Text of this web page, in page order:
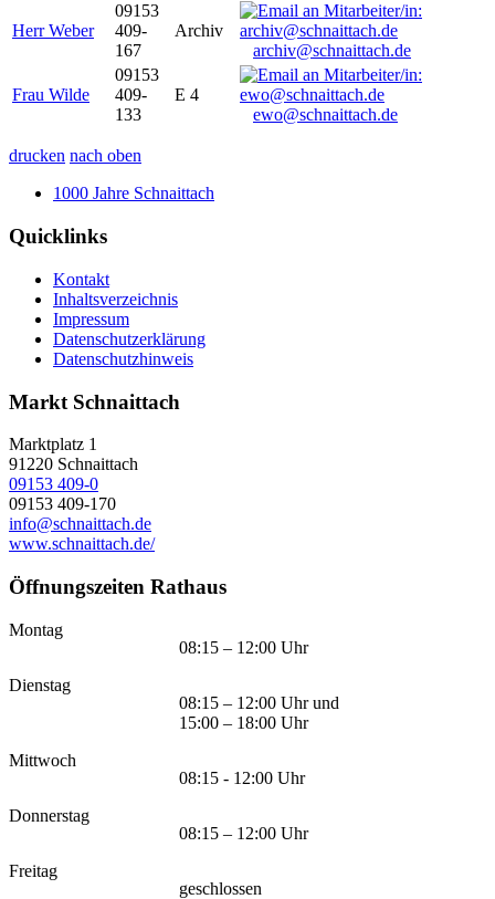
Herr Weber
09153
409-
167
Archiv
archiv@schnaittach.de
Frau Wilde
09153
409-
133
E 4
ewo@schnaittach.de
drucken nach oben
1000 Jahre Schnaittach
Quicklinks
Kontakt
Inhaltsverzeichnis
Impressum
Datenschutzerklärung
Datenschutzhinweis
Markt Schnaittach
Marktplatz 1
91220 Schnaittach
09153 409-0
09153 409-170
info@schnaittach.de
www.schnaittach.de/
Öffnungszeiten Rathaus
Montag
08:15 – 12:00 Uhr
Dienstag
08:15 – 12:00 Uhr und
15:00 – 18:00 Uhr
Mittwoch
08:15 - 12:00 Uhr
Donnerstag
08:15 – 12:00 Uhr
Freitag
geschlossen